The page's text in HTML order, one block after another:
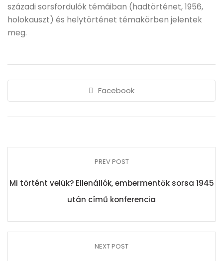
századi sorsfordulók témáiban (hadtörténet, 1956,
holokauszt) és helytörténet témakörben jelentek
meg.
Facebook
PREV POST
Mi történt velük? Ellenállók, embermentők sorsa 1945
után című konferencia
NEXT POST